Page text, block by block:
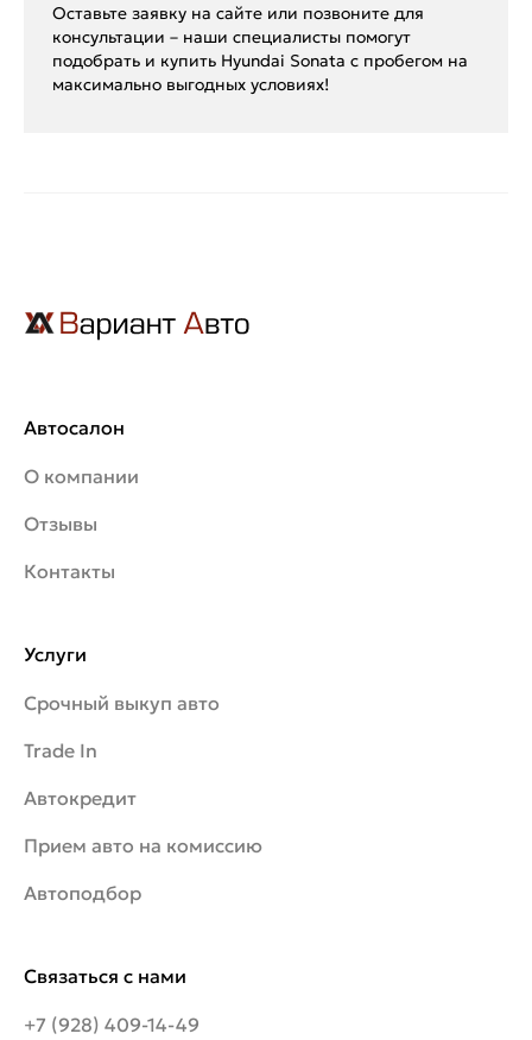
Оставьте заявку на сайте или позвоните для
консультации – наши специалисты помогут
подобрать и купить Hyundai Sonata с пробегом на
максимально выгодных условиях!
Автосалон
О компании
Отзывы
Контакты
Связаться с нами
+7 (928) 409-14-49
Услуги
Срочный выкуп авто
Trade In
Автокредит
Прием авто на комиссию
Автоподбор